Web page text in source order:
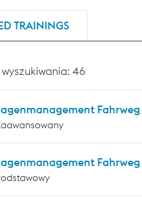
TRAININGS
46
Fahrweg
Fahrweg